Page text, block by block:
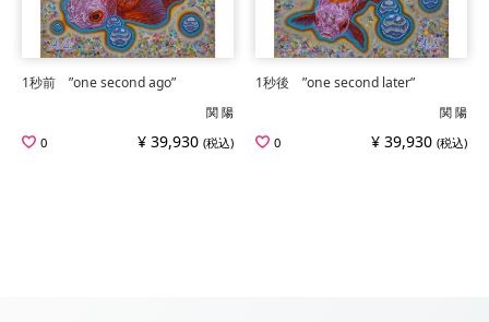
1秒前 ”one second ago”
関 陽
0
¥ 39,930 (税込)
1秒後 ”one second later”
関 陽
0
¥ 39,930 (税込)